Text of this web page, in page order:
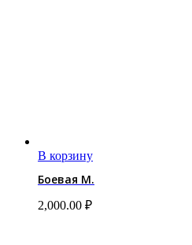
В корзину
Боевая М.
2,000.00 ₽